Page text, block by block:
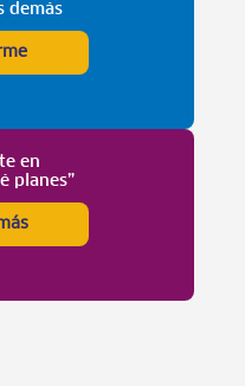
demás
en
planes”